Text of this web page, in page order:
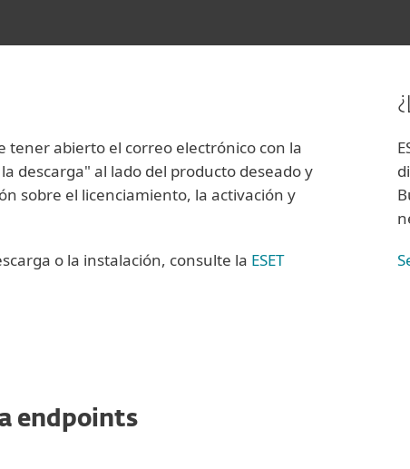
tener abierto el correo electrónico con la
descarga" al lado del producto deseado y
sobre el licenciamiento, la activación y
o la instalación, consulte la ESET
endpoints